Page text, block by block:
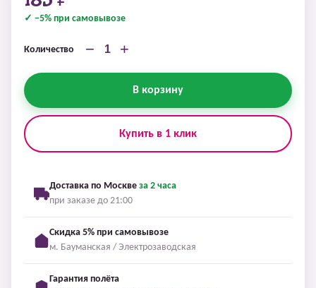
✓ −5% при самовывозе
Количество − +
В корзину
Купить в 1 клик
Доставка по Москве за 2 часа
при заказе до 21:00
Скидка 5% при самовывозе
м. Бауманская / Электрозаводская
Гарантия полёта